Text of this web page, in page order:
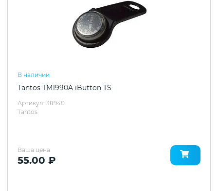
В наличии
Tantos TM1990A iButton TS
Артикул: 38940
Tantos
Ваша цена
55.00 ₽